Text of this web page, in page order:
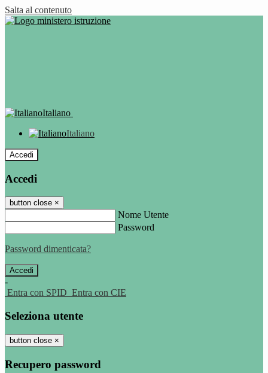
Salta al contenuto
Italiano
Italiano
Accedi
Accedi
button close ×
Nome Utente
Password
Password dimenticata?
-
Entra con SPID Entra con CIE
Seleziona utente
button close ×
Recupero password